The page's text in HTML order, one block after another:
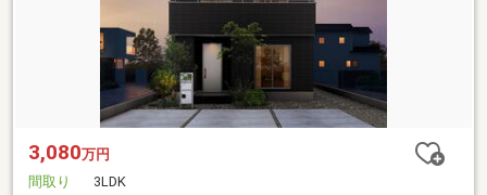
3,080万円
間取り
3LDK